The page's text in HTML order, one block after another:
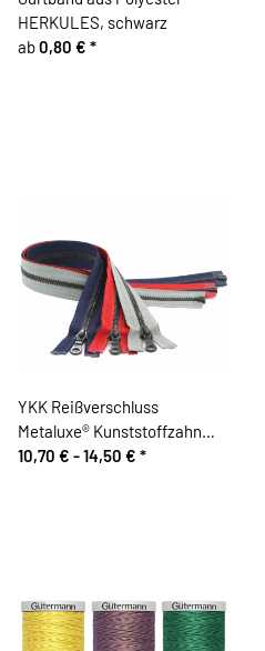
HERKULES, schwarz
ab0,80 € *
YKK Reißverschluss
Metaluxe® Kunststoffzahn
Metalloptik, teilbar
10,70 € -14,50 € *